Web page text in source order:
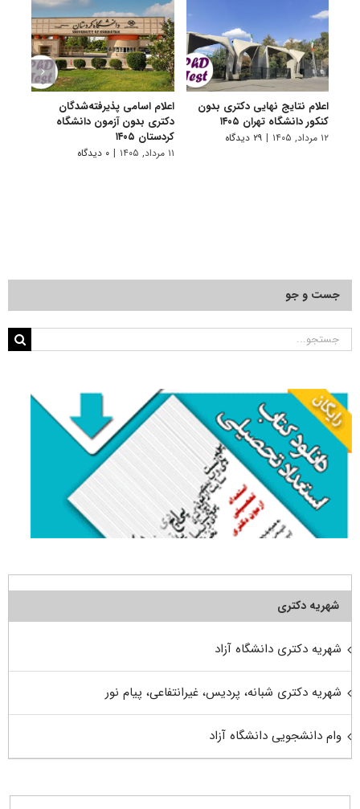
اعلام نتایج نهایی دکتری بدون
کنکور دانشگاه تهران ۱۴۰۵
۱۲ مرداد, ۱۴۰۵ | ۲۹ دیدگاه
اعلام اسامی پذیرفته‌شدگان
دکتری بدون آزمون دانشگاه
کردستان ۱۴۰۵
۱۱ مرداد, ۱۴۰۵ | ۰ دیدگاه
جست و جو
جستجو
شهریه دکتری
شهریه دکتری دانشگاه آزاد
شهریه دکتری شبانه، پردیس، غیرانتفاعی، پیام نور
وام دانشجویی دانشگاه آزاد